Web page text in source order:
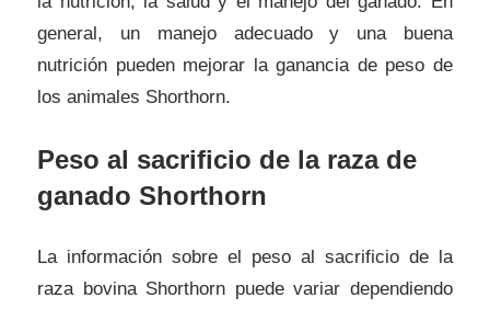
general, un manejo adecuado y una buena
nutrición pueden mejorar la ganancia de peso de
los animales Shorthorn.
Peso al sacrificio de la raza de
ganado Shorthorn
La información sobre el peso al sacrificio de la
raza bovina Shorthorn puede variar dependiendo